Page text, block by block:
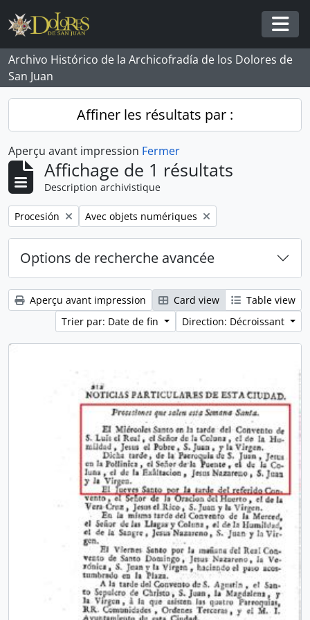
Skip to main content
Archivo Histórico de la Archicofradía de los Dolores de
San Juan
Affiner les résultats par :
Aperçu avant impression Fermer
Affichage de 1 résultats
Description archivistique
Remove filter:
Procesión Remove filter:
Avec objets numériques
Options de recherche avancée
Aperçu avant impression Card view
Table view
Trier par: Date de fin
Direction: Décroissant